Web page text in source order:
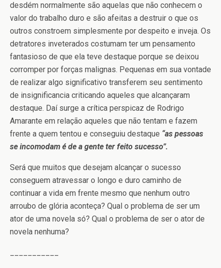
desdém normalmente são aquelas que não conhecem o
valor do trabalho duro e são afeitas a destruir o que os
outros constroem simplesmente por despeito e inveja. Os
detratores inveterados costumam ter um pensamento
fantasioso de que ela teve destaque porque se deixou
corromper por forças malignas. Pequenas em sua vontade
de realizar algo significativo transferem seu sentimento
de insignificancia criticando aqueles que alcançaram
destaque. Daí surge a crítica perspicaz de Rodrigo
Amarante em relação aqueles que não tentam e fazem
frente a quem tentou e conseguiu destaque “as pessoas
se incomodam é de a gente ter feito sucesso”.
Será que muitos que desejam alcançar o sucesso
conseguem atravessar o longo e duro caminho de
continuar a vida em frente mesmo que nenhum outro
arroubo de glória aconteça? Qual o problema de ser um
ator de uma novela só? Qual o problema de ser o ator de
novela nenhuma?